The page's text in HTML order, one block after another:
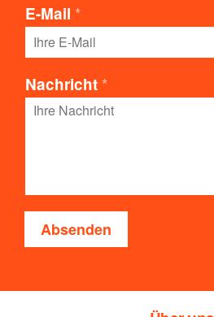
E-Mail *
Nachricht *
Absenden